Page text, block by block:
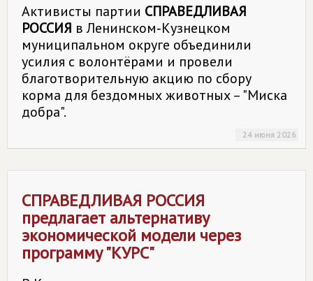
Активисты партии СПРАВЕДЛИВАЯ
РОССИЯ в Ленинском‑Кузнецком
муниципальном округе объединили
усилия с волонтёрами и провели
благотворительную акцию по сбору
корма для бездомных животных – "Миска
добра".
24 июня 2026
СПРАВЕДЛИВАЯ РОССИЯ
предлагает альтернативу
экономической модели через
программу "КУРС"